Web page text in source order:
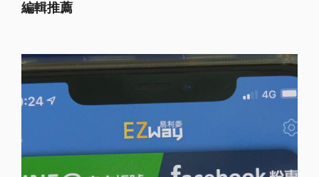
編輯推薦